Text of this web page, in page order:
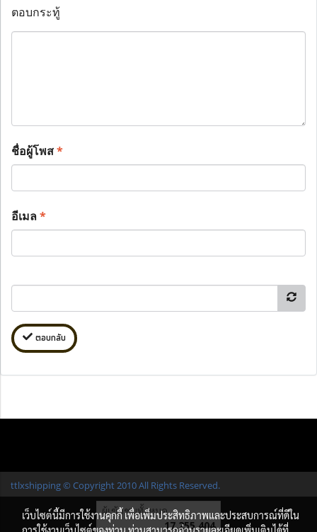
ตอบกระทู้
ชื่อผู้โพส*
อีเมล*
ตอบกลับ
ttlxshipping © Copyright 2010 All Rights Reserved.
ผู้เข้าชมทั้งหมด
17,255,404
เว็บไซต์นี้มีการใช้งานคุกกี้ เพื่อเพิ่มประสิทธิภาพและประสบการณ์ที่ดีใน